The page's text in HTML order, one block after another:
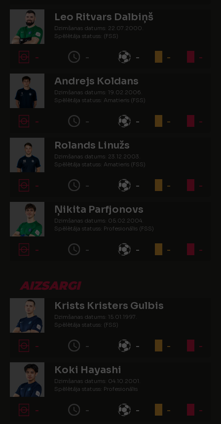
Leo Ritvars Dalbiņš
Dzimšanas datums: 22.07.2000.
Spēlētāja statuss: (FSS)
- - - - -
Andrejs Koldans
Dzimšanas datums: 19.02.2006.
Spēlētāja statuss: Amatieris (FSS)
- - - - -
Rolands Linužs
Dzimšanas datums: 23.12.2003.
Spēlētāja statuss: Amatieris (FSS)
- - - - -
Ņikita Parfjonovs
Dzimšanas datums: 05.02.2004.
Spēlētāja statuss: Profesionālis (FSS)
- - - - -
AIZSARGI
Krists Kristers Gulbis
Dzimšanas datums: 15.01.1997.
Spēlētāja statuss: (FSS)
- - - - -
Koki Hayashi
Dzimšanas datums: 04.10.2001.
Spēlētāja statuss: Profesionālis
- - - - -